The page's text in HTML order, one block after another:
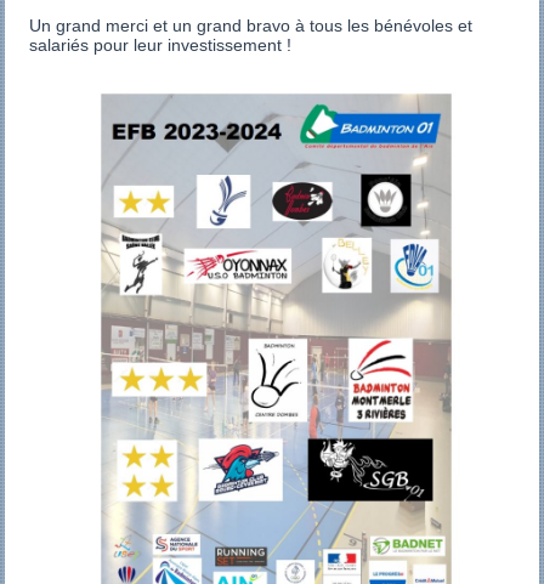
Un grand merci et un grand bravo à tous les bénévoles et
salariés pour leur investissement !